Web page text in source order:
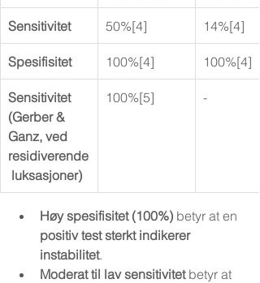
Sensitivitet 50%[4] 14%[4]
Spesifisitet 100%[4] 100%[4]
Sensitivitet
(Gerber &
Ganz, ved
residiverende
luksasjoner)
100%[5] -
Høy spesifisitet (100%) betyr at en
positiv test sterkt indikerer
instabilitet.
Moderat til lav sensitivitet betyr at